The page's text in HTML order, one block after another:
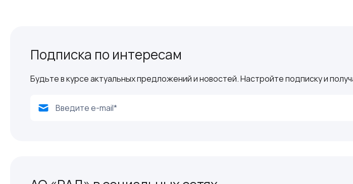
Подписка по интересам
Будьте в курсе актуальных предложений и новостей. Настройте подписку и